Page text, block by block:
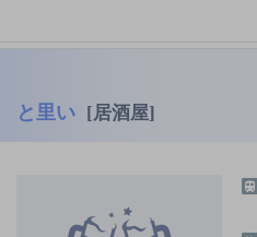
と里い [居酒屋]